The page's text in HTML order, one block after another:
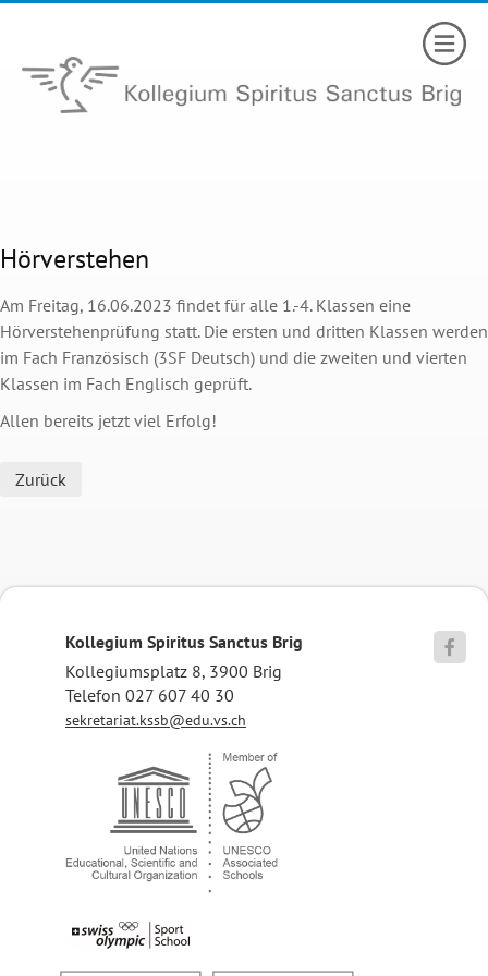
Hörverstehen
Am Freitag, 16.06.2023 findet für alle 1.-4. Klassen eine
Hörverstehenprüfung statt. Die ersten und dritten Klassen werden
im Fach Französisch (3SF Deutsch) und die zweiten und vierten
Klassen im Fach Englisch geprüft.
Allen bereits jetzt viel Erfolg!
Zurück
Kollegium Spiritus Sanctus Brig
Kollegiumsplatz 8, 3900 Brig
Telefon 027 607 40 30
sekretariat.kssb@edu.vs.ch
